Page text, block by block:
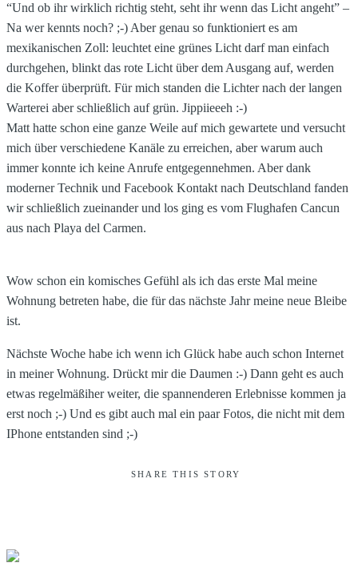
“Und ob ihr wirklich richtig steht, seht ihr wenn das Licht angeht” –
Na wer kennts noch? ;-) Aber genau so funktioniert es am
mexikanischen Zoll: leuchtet eine grünes Licht darf man einfach
durchgehen, blinkt das rote Licht über dem Ausgang auf, werden
die Koffer überprüft. Für mich standen die Lichter nach der langen
Warterei aber schließlich auf grün. Jippiieeeh :-)
Matt hatte schon eine ganze Weile auf mich gewartete und versucht
mich über verschiedene Kanäle zu erreichen, aber warum auch
immer konnte ich keine Anrufe entgegennehmen. Aber dank
moderner Technik und Facebook Kontakt nach Deutschland fanden
wir schließlich zueinander und los ging es vom Flughafen Cancun
aus nach Playa del Carmen.
Wow schon ein komisches Gefühl als ich das erste Mal meine
Wohnung betreten habe, die für das nächste Jahr meine neue Bleibe
ist.
Nächste Woche habe ich wenn ich Glück habe auch schon Internet
in meiner Wohnung. Drückt mir die Daumen :-) Dann geht es auch
etwas regelmäßiher weiter, die spannenderen Erlebnisse kommen ja
erst noch ;-) Und es gibt auch mal ein paar Fotos, die nicht mit dem
IPhone entstanden sind ;-)
SHARE THIS STORY